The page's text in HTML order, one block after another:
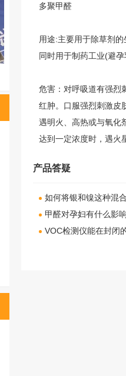
多聚甲醛
用途:主要用于除草剂
同时用于制药工业(避
危害：对呼吸道有强烈
红肿。口服强烈刺激皮
遇明火、高热或与氧化
达到一定浓度时，遇火
产品答疑
如何将银和镍这种混
甲醛对孕妇有什么影
VOC检测仪能在封闭